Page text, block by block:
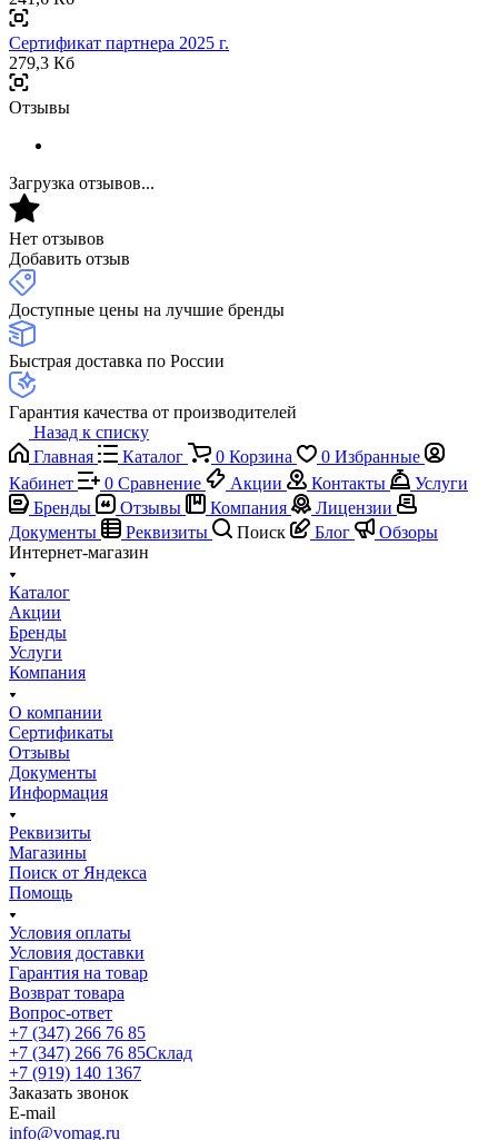
Сертификат партнера 2025 г.
279,3 Кб
Отзывы
Загрузка отзывов...
Нет отзывов
Добавить отзыв
Доступные цены на лучшие бренды
Быстрая доставка по России
Гарантия качества от производителей
Назад к списку
Главная
Каталог 0 Корзина 0 Избранные
Кабинет
0 Сравнение Акции Контакты
Услуги
Бренды
Отзывы Компания
Лицензии
Документы
Реквизиты Поиск Блог
Обзоры
Интернет-магазин
Каталог
Акции
Бренды
Услуги
Компания
О компании
Сертификаты
Отзывы
Документы
Информация
Реквизиты
Магазины
Поиск от Яндекса
Помощь
Условия оплаты
Условия доставки
Гарантия на товар
Возврат товара
Вопрос-ответ
+7 (347) 266 76 85
+7 (347) 266 76 85Склад
+7 (919) 140 1367
Заказать звонок
E-mail
info@vomag.ru